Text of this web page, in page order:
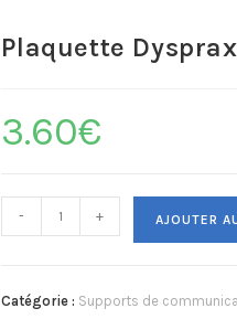
Plaquette
3.60€
- + AJOUTER
Catégorie : Supports de